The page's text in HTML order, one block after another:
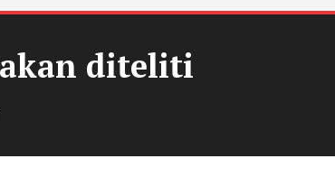
akan diteliti